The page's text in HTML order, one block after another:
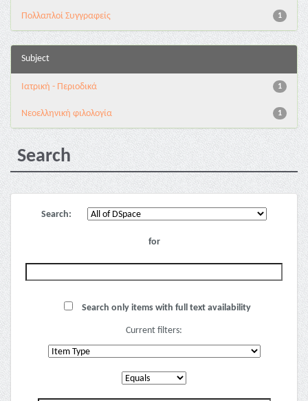
1
Πολλαπλοί Συγγραφείς
Subject
1
Ιατρική - Περιοδικά
1
Νεοελληνική φιλολογία
Search
Search:
for
Search only items with full text availability
Current filters: